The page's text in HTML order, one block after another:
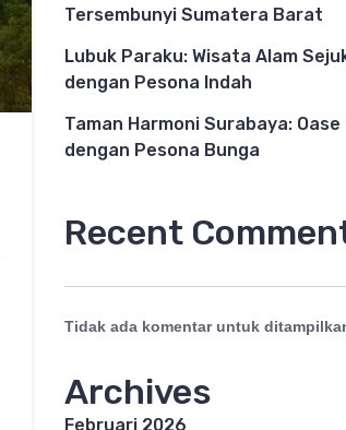
Tersembunyi Sumatera Barat
Lubuk Paraku: Wisata Alam
dengan Pesona Indah
Taman Harmoni Surabaya: Oase
dengan Pesona Bunga
Recent
Tidak ada komentar untuk
Archives
Februari 2026